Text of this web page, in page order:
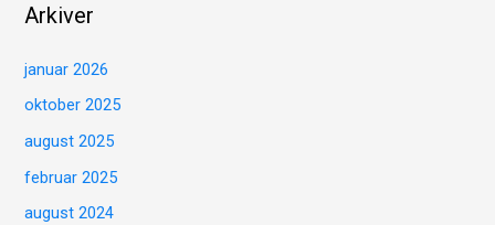
Arkiver
januar 2026
oktober 2025
august 2025
februar 2025
august 2024